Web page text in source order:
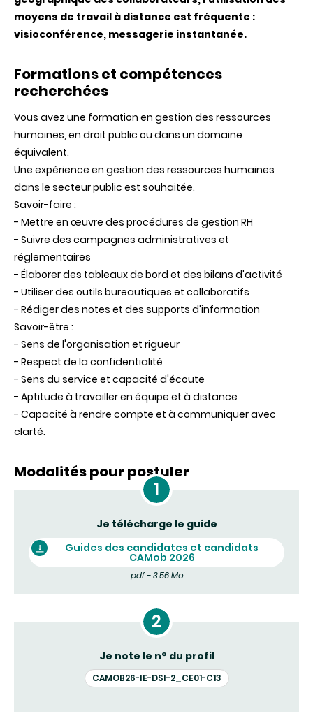
moyens de travail à distance est fréquente :
visioconférence, messagerie instantanée.
Formations et compétences
recherchées
Vous avez une formation en gestion des ressources
humaines, en droit public ou dans un domaine
équivalent.
Une expérience en gestion des ressources humaines
dans le secteur public est souhaitée.
Savoir-faire :
- Mettre en œuvre des procédures de gestion RH
- Suivre des campagnes administratives et
réglementaires
- Élaborer des tableaux de bord et des bilans d'activité
- Utiliser des outils bureautiques et collaboratifs
- Rédiger des notes et des supports d'information
Savoir-être :
- Sens de l'organisation et rigueur
- Respect de la confidentialité
- Sens du service et capacité d'écoute
- Aptitude à travailler en équipe et à distance
- Capacité à rendre compte et à communiquer avec
clarté.
Modalités pour postuler
Je télécharge le guide
Guides des candidates et candidats
CAMob 2026
pdf - 3.56 Mo
Je note le n° du profil
CAMOB26-IE-DSI-2_CE01-C13